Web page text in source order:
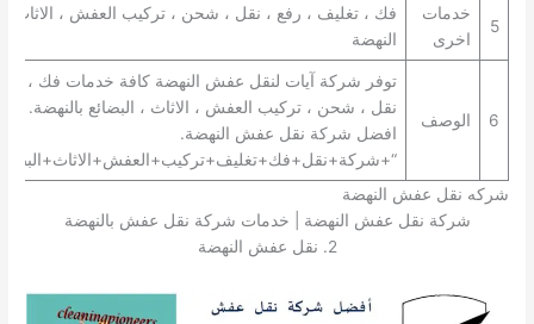
5
خدمات
اخرى
فك ، تغليف ، رفع ، نقل ، شحن ، تركيب العفش ، الاثاث ،
النهضة
6 الوصف
توفر شركة آيات لنقل عفش النهضة كافة خدمات فك ،
نقل ، شحن ، تركيب العفش ، الاثاث ، البضائع بالنهضة.
افضل شركة نقل عفش النهضة.
شركه نقل عفش النهضة
شركة نقل عفش النهضة | خدمات شركة نقل عفش بالنهضة
2. نقل عفش النهضة